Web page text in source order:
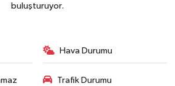
buluşturuyor.
Hava Durumu
Trafik Durumu